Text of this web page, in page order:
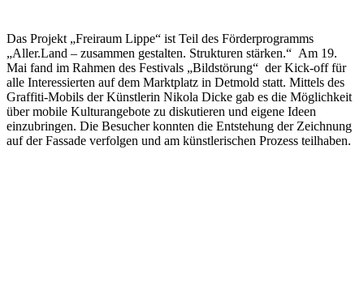
Das Projekt „Freiraum Lippe“ ist Teil des Förderprogramms
„Aller.Land – zusammen gestalten. Strukturen stärken.“ Am 19.
Mai fand im Rahmen des Festivals „Bildstörung“ der Kick-off für
alle Interessierten auf dem Marktplatz in Detmold statt. Mittels des
Graffiti-Mobils der Künstlerin Nikola Dicke gab es die Möglichkeit
über mobile Kulturangebote zu diskutieren und eigene Ideen
einzubringen. Die Besucher konnten die Entstehung der Zeichnung
auf der Fassade verfolgen und am künstlerischen Prozess teilhaben.